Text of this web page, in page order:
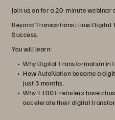
Join us on for a 20-minute webinar
Beyond Transactions: How Digital
Success.
You will learn:
Why Digital Transformation in
How AutoNation became a
just 3 months.
Why 1100+ retailers have
accelerate their digital